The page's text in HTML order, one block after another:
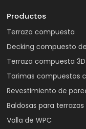
Productos
Terraza compuesta
Decking compuesto
Terraza compuesta 3D
Tarimas compuestas
Revestimiento de
Baldosas para terrazas
Valla de WPC